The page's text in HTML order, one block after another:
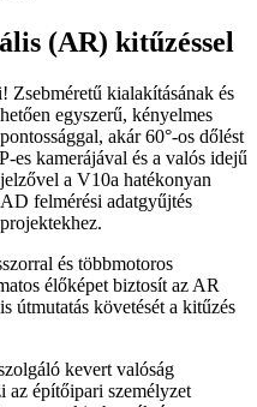
(AR) kitűzéssel
kialakításának és
egyszerű, kényelmes
akár 60°-os dőlést
kamerájával és a valós idejű
a V10a hatékonyan
felmérési adatgyűjtés
és többmotoros
élőképet biztosít az AR
útmutatás követését a kitűzés
kevert valóság
az építőipari személyzet